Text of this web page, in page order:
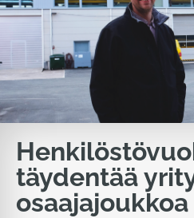
täydentää
osaajajoukkoa